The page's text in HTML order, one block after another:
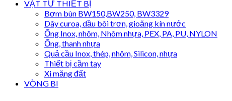
VẬT TƯ THIẾT BỊ
Bơm bùn BW150,BW250, BW3329
Dây curoa, dầu bôi trơn, gioăng kín nước
Ống Inox, nhôm, Nhôm nhựa, PEX, PA, PU, NYLON
Ống, thanh nhựa
Quả cầu Inox, thép, nhôm, Silicon, nhựa
Thiết bị cầm tay
Xi măng đất
VÒNG BI